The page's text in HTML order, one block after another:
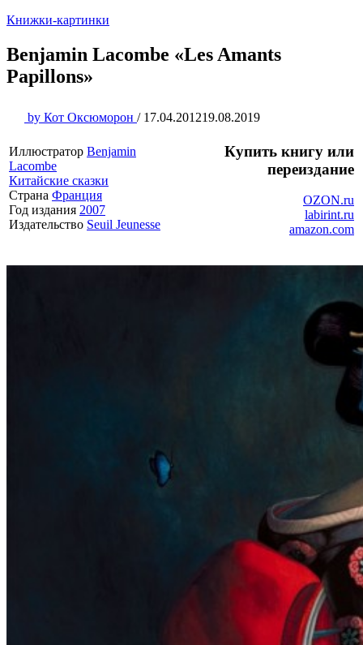
Книжки-картинки
Benjamin Lacombe «Les Amants
Papillons»
by Кот Оксюморон / 17.04.201219.08.2019
Иллюстратор Benjamin
Lacombe
Китайские сказки
Страна Франция
Год издания 2007
Издательство Seuil Jeunesse
Купить книгу или
переиздание
OZON.ru
labirint.ru
amazon.com